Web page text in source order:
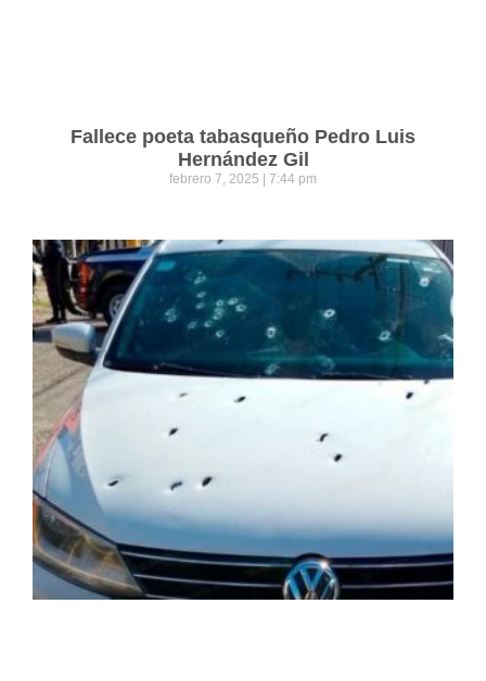
Fallece poeta tabasqueño Pedro Luis
Hernández Gil
febrero 7, 2025 7:44 pm